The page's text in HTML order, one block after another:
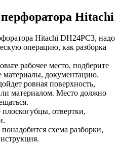
Hitachi
Hitachi DH24PC3, надо
операцию, как разборка
рабочее место, подберите
документацию.
ровная поверхность,
материалом. Место должно
отвертки,
схема разборки,